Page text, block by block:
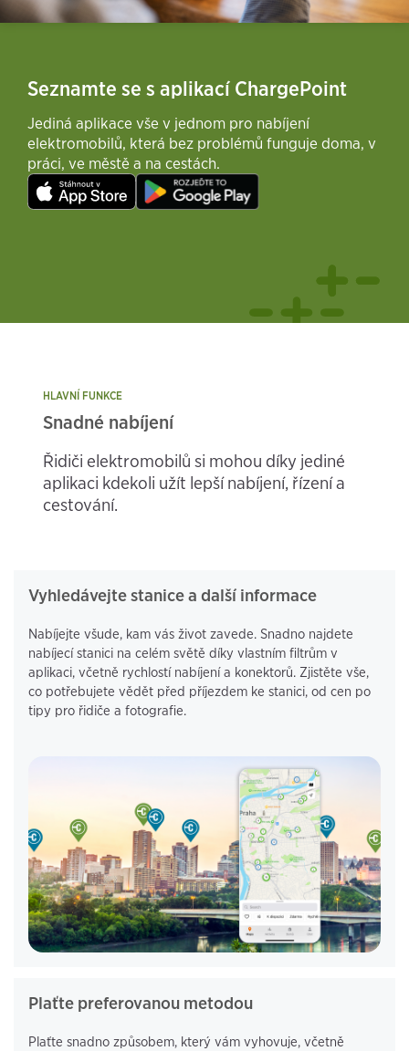
Seznamte se s aplikací ChargePoint
Jediná aplikace vše v jednom pro nabíjení
elektromobilů, která bez problémů funguje doma, v
práci, ve městě a na cestách.
HLAVNÍ FUNKCE
Snadné nabíjení
Řidiči elektromobilů si mohou díky jediné
aplikaci kdekoli užít lepší nabíjení, řízení a
cestování.
Vyhledávejte stanice a další informace
Nabíjejte všude, kam vás život zavede. Snadno najdete
nabíjecí stanici na celém světě díky vlastním filtrům v
aplikaci, včetně rychlostí nabíjení a konektorů. Zjistěte vše,
co potřebujete vědět před příjezdem ke stanici, od cen po
tipy pro řidiče a fotografie.
Plaťte preferovanou metodou
Plaťte snadno způsobem, který vám vyhovuje, včetně